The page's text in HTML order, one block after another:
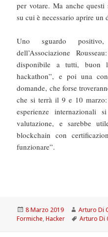
per votare. Ma anche
su cui è necessario aprire un
Uno sguardo
dell’Associazione
disponibile a tutti, buon
hackathon”, e poi una
domande, che forse
che si terrà il 9 e 10
esperienze
valutazione, e sarebbe
blockchain con
funzionare”.
Scritto
il
8 Marzo 2019 Autore
Arturo Di
Formiche,Hacker Tag
Arturo Di